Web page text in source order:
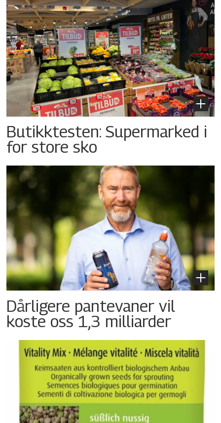
Butikktesten: Supermarked i
for store sko
Dårligere pantevaner vil
koste oss 1,3 milliarder